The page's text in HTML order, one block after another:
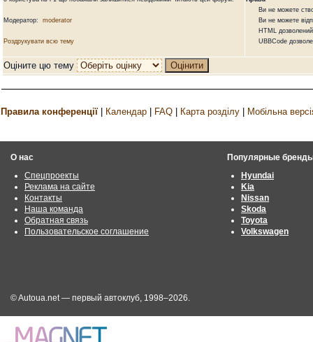
Модератор: moderator
Роздрукувати всю тему
Ви не можете
Ви не можете
HTML дозволений
UBBCode
Оціните цю тему
Правила конференції Календар FAQ Карта розділу Мобільна
О нас
Спецпроекты
Реклама на сайте
Контакты
Наша команда
Обратная связь
Пользовательское соглашение
Популярные
Hyundai
Kia
Nissan
Skoda
Toyota
Volkswagen
© Autoua.net — первый автоклуб, 1998–2026.